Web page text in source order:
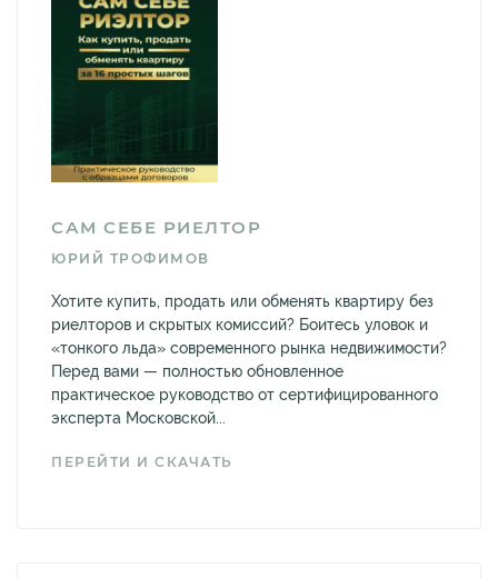
САМ СЕБЕ РИЕЛТОР
ЮРИЙ ТРОФИМОВ
Хотите купить, продать или обменять квартиру без
риелторов и скрытых комиссий? Боитесь уловок и
«тонкого льда» современного рынка недвижимости?
Перед вами — полностью обновленное
практическое руководство от сертифицированного
эксперта Московской...
ПЕРЕЙТИ И СКАЧАТЬ